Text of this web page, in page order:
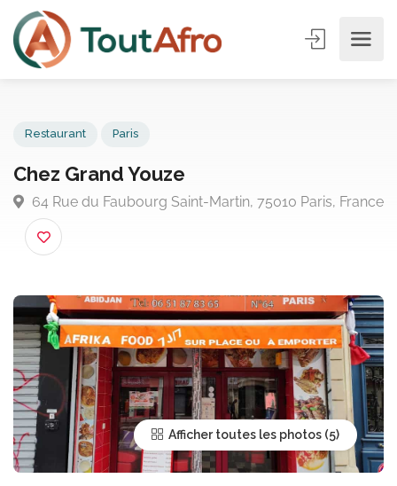
Chez Grand Youze
64 Rue du Faubourg Saint-Martin, 75010 Paris,
Afficher toutes les photos